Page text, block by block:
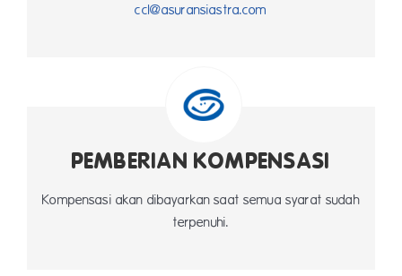
ccl@asuransiastra.com
PEMBERIAN KOMPENSASI
Kompensasi akan dibayarkan saat semua syarat sudah
terpenuhi.